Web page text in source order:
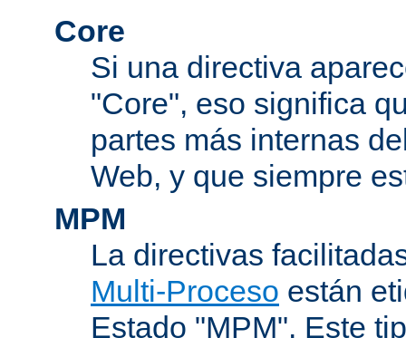
Core
Si una directiva
"Core", eso significa
partes más internas
Web, y que siempre
MPM
La directivas
Multi-Proceso están
Estado "MPM". Este